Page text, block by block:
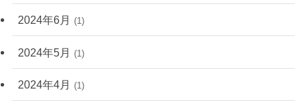
2024年6月 (1)
2024年5月 (1)
2024年4月 (1)